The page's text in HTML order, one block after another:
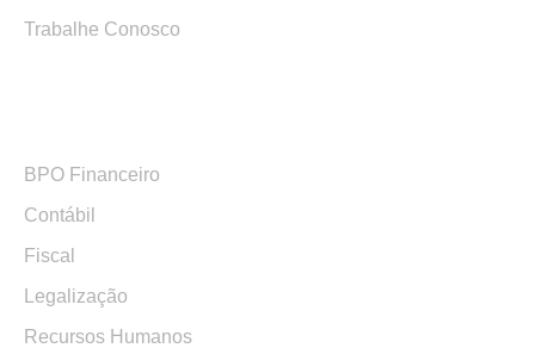
Trabalhe Conosco
BPO Financeiro
Contábil
Fiscal
Legalização
Recursos Humanos